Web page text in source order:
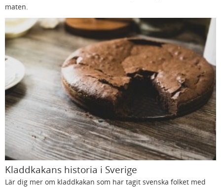
maten.
Kladdkakans historia i Sverige
Lär dig mer om kladdkakan som har tagit svenska folket med